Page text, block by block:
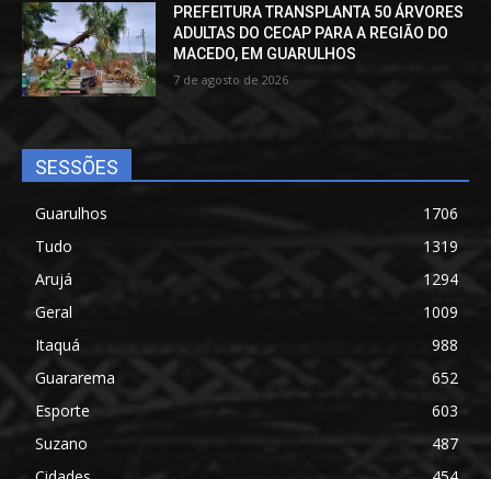
PREFEITURA TRANSPLANTA 50 ÁRVORES
ADULTAS DO CECAP PARA A REGIÃO DO
MACEDO, EM GUARULHOS
7 de agosto de 2026
SESSÕES
Guarulhos
1706
Tudo
1319
Arujá
1294
Geral
1009
Itaquá
988
Guararema
652
Esporte
603
Suzano
487